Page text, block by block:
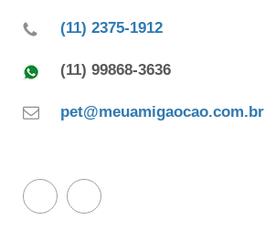
(11) 2375-1912
(11) 99868-3636
pet@meuamigaocao.com.br